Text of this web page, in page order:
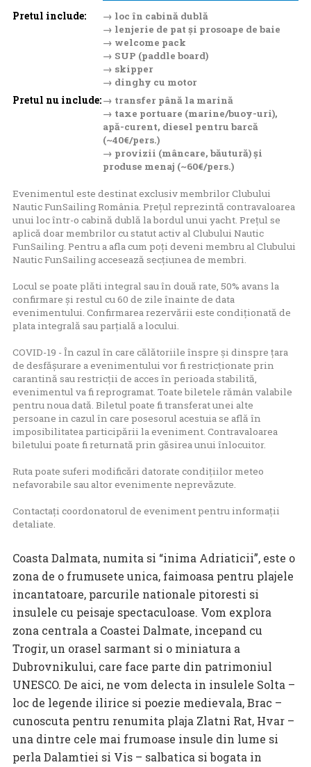
Pretul include:
→ loc în cabină dublă
→ lenjerie de pat și prosoape de baie
→ welcome pack
→ SUP (paddle board)
→ skipper
→ dinghy cu motor
Pretul nu include:→ transfer până la marină
→ taxe portuare (marine/buoy-uri),
apă-curent, diesel pentru barcă
(~40€/pers.)
→ provizii (mâncare, băutură) și
produse menaj (~60€/pers.)
Evenimentul este destinat exclusiv membrilor Clubului
Nautic FunSailing România. Prețul reprezintă contravaloarea
unui loc într-o cabină dublă la bordul unui yacht. Prețul se
aplică doar membrilor cu statut activ al Clubului Nautic
FunSailing. Pentru a afla cum poți deveni membru al Clubului
Nautic FunSailing accesează secțiunea de membri.
Locul se poate plăti integral sau în două rate, 50% avans la
confirmare și restul cu 60 de zile înainte de data
evenimentului. Confirmarea rezervării este condiționată de
plata integrală sau parțială a locului.
COVID-19 - În cazul în care călătoriile înspre și dinspre țara
de desfășurare a evenimentului vor fi restricționate prin
carantină sau restricții de acces în perioada stabilită,
evenimentul va fi reprogramat. Toate biletele rămân valabile
pentru noua dată. Biletul poate fi transferat unei alte
persoane in cazul în care posesorul acestuia se află în
imposibilitatea participării la eveniment. Contravaloarea
biletului poate fi returnată prin găsirea unui înlocuitor.
Ruta poate suferi modificări datorate condițiilor meteo
nefavorabile sau altor evenimente neprevăzute.
Contactați coordonatorul de eveniment pentru informații
detaliate.
Coasta Dalmata, numita si “inima Adriaticii”, este o
zona de o frumusete unica, faimoasa pentru plajele
incantatoare, parcurile nationale pitoresti si
insulele cu peisaje spectaculoase. Vom explora
zona centrala a Coastei Dalmate, incepand cu
Trogir, un orasel sarmant si o miniatura a
Dubrovnikului, care face parte din patrimoniul
UNESCO. De aici, ne vom delecta in insulele Solta –
loc de legende ilirice si poezie medievala, Brac –
cunoscuta pentru renumita plaja Zlatni Rat, Hvar –
una dintre cele mai frumoase insule din lume si
perla Dalamtiei si Vis – salbatica si bogata in